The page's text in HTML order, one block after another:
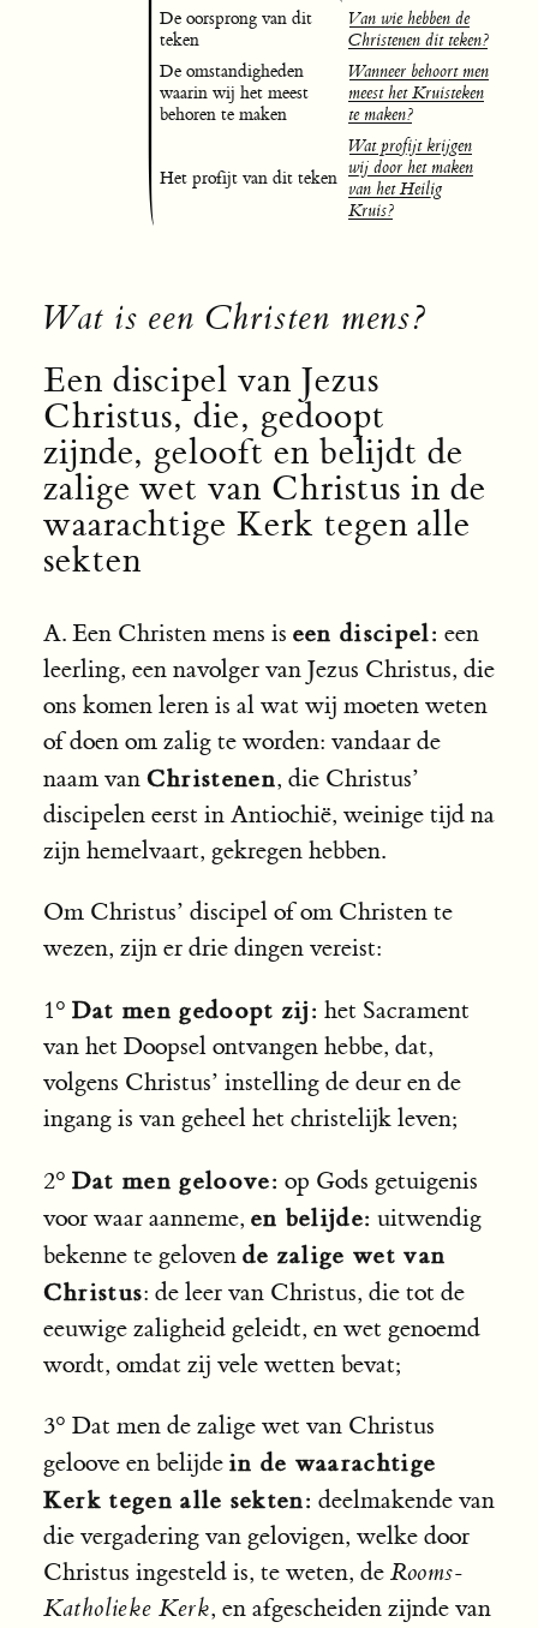
De oorsprong van dit
teken
Van wie hebben de
Christenen dit teken?
De omstandigheden
waarin wij het meest
behoren te maken
Wanneer behoort men
meest het Kruisteken
te maken?
Het profijt van dit teken
Wat profijt krijgen
wij door het maken
van het Heilig
Kruis?
Wat is een Christen mens?
Een discipel van Jezus
Christus, die, gedoopt
zijnde, gelooft en belijdt de
zalige wet van Christus in de
waarachtige Kerk tegen alle
sekten
A. Een Christen mens is een discipel: een
leerling, een navolger van Jezus Christus, die
ons komen leren is al wat wij moeten weten
of doen om zalig te worden: vandaar de
naam van Christenen, die Christus’
discipelen eerst in Antiochië, weinige tijd na
zijn hemelvaart, gekregen hebben.
Om Christus’ discipel of om Christen te
wezen, zijn er drie dingen vereist:
1° Dat men gedoopt zij: het Sacrament
van het Doopsel ontvangen hebbe, dat,
volgens Christus’ instelling de deur en de
ingang is van geheel het christelijk leven;
2° Dat men geloove: op Gods getuigenis
voor waar aanneme, en belijde: uitwendig
bekenne te geloven de zalige wet van
Christus: de leer van Christus, die tot de
eeuwige zaligheid geleidt, en wet genoemd
wordt, omdat zij vele wetten bevat;
3° Dat men de zalige wet van Christus
geloove en belijde in de waarachtige
Kerk tegen alle sekten: deelmakende van
die vergadering van gelovigen, welke door
Christus ingesteld is, te weten, de Rooms-
Katholieke Kerk, en afgescheiden zijnde van